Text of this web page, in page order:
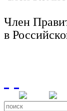
Член
в